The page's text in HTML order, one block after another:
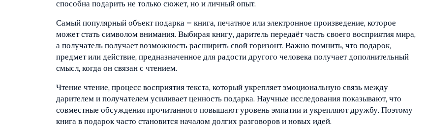
способна подарить не только сюжет, но и личный опыт.
Самый популярный объект подарка – книга, печатное или электронное произведение, которое
может стать символом внимания. Выбирая книгу, даритель передаёт часть своего восприятия мира,
а получатель получает возможность расширить свой горизонт. Важно помнить, что подарок,
предмет или действие, предназначенное для радости другого человека получает дополнительный
смысл, когда он связан с чтением.
Чтение чтение, процесс восприятия текста, который укрепляет эмоциональную связь между
дарителем и получателем усиливает ценность подарка. Научные исследования показывают, что
совместные обсуждения прочитанного повышают уровень эмпатии и укрепляют дружбу. Поэтому
книга в подарок часто становится началом долгих разговоров и новых идей.